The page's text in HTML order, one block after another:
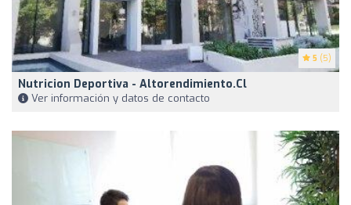
5 (5)
Nutricion Deportiva - Altorendimiento.cl
Ver información y datos de contacto